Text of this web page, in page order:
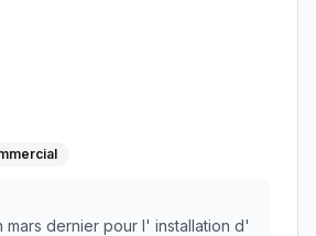
mars dernier pour l' installation d'